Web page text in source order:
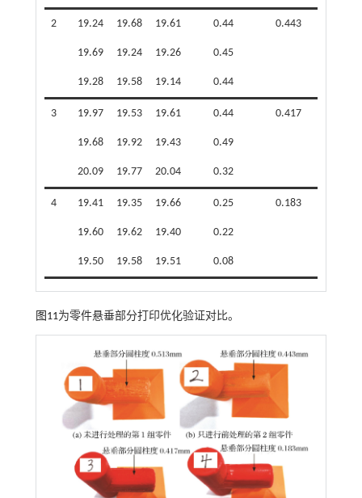
2 19.24 19.68 19.61 0.44 0.443
19.69 19.24 19.26 0.45
19.28 19.58 19.14 0.44
3 19.97 19.53 19.61 0.44 0.417
19.68 19.92 19.43 0.49
20.09 19.77 20.04 0.32
4 19.41 19.35 19.66 0.25 0.183
19.60 19.62 19.40 0.22
19.50 19.58 19.51 0.08
图11为零件悬垂部分打印优化验证对比。